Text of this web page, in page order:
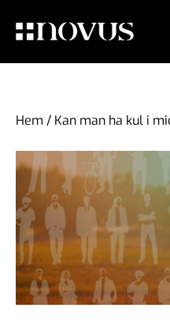
Hem / Kan man ha kul i